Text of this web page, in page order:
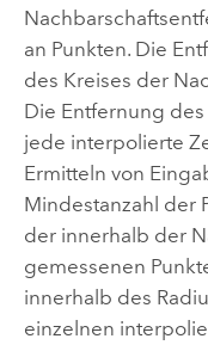
an Punkten. Die
des Kreises der
Die Entfernung des
jede interpolierte
Ermitteln von
Mindestanzahl der
der innerhalb der
gemessenen
innerhalb des
einzelnen